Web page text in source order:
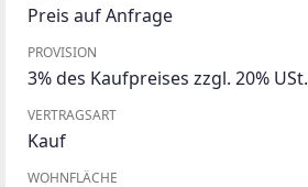
Preis auf Anfrage
PROVISION
3% des Kaufpreises zzgl. 20% USt.
VERTRAGSART
Kauf
WOHNFLÄCHE